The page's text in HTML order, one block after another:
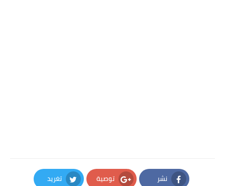
نشر توصية تغريد